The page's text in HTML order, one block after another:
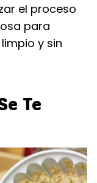
el proceso
para
y sin
Te